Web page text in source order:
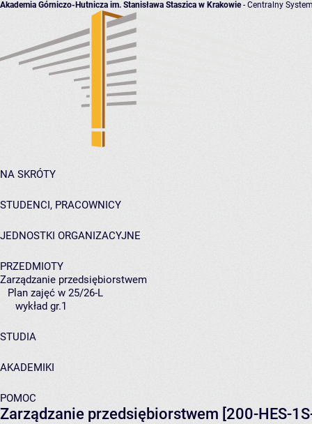
Akademia Górniczo-Hutnicza im. Stanisława Staszica w Krakowie- Centralny
NA SKRÓTY
STUDENCI, PRACOWNICY
JEDNOSTKI ORGANIZACYJNE
PRZEDMIOTY
Zarządzanie przedsiębiorstwem
Plan zajęć w 25/26-L
wykład gr.1
STUDIA
AKADEMIKI
POMOC
Zarządzanie przedsiębiorstwem [200-HES-